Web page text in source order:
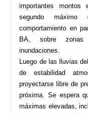
importantes montos
segundo
comportamiento en
BA, sobre zonas
inundaciones.
Luego de las lluvias
de estabilidad
proyectarse libre de
próxima. Se espera
máximas elevadas,